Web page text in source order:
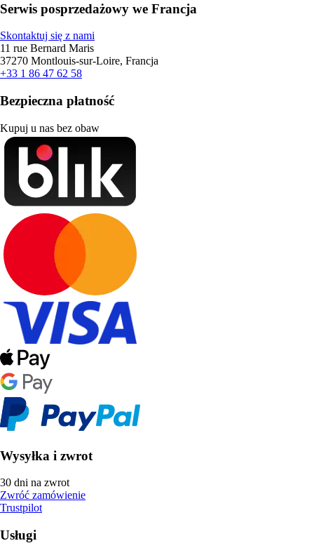
Serwis posprzedażowy we Francja
Skontaktuj się z nami
11 rue Bernard Maris
37270 Montlouis-sur-Loire, Francja
+33 1 86 47 62 58
Bezpieczna płatność
Kupuj u nas bez obaw
Wysyłka i zwrot
30 dni na zwrot
Zwróć zamówienie
Trustpilot
Usługi